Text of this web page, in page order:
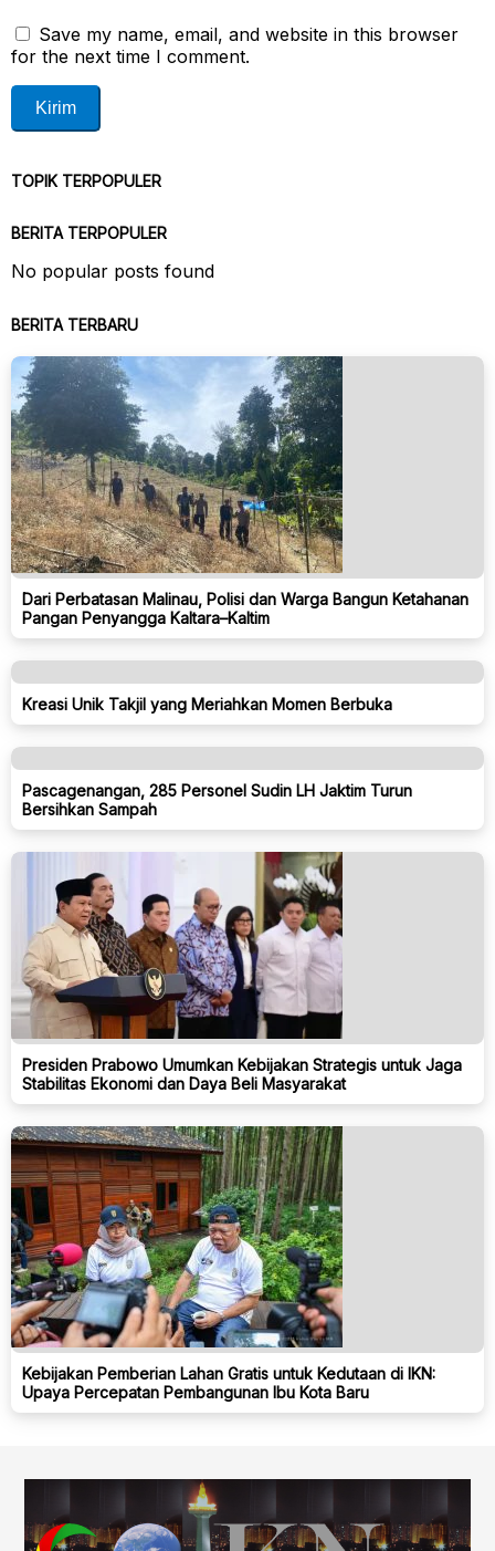
Save my name, email, and website in this browser
for the next time I comment.
TOPIK TERPOPULER
BERITA TERPOPULER
No popular posts found
BERITA TERBARU
Dari Perbatasan Malinau, Polisi dan Warga Bangun Ketahanan
Pangan Penyangga Kaltara–Kaltim
Kreasi Unik Takjil yang Meriahkan Momen Berbuka
Pascagenangan, 285 Personel Sudin LH Jaktim Turun
Bersihkan Sampah
Presiden Prabowo Umumkan Kebijakan Strategis untuk Jaga
Stabilitas Ekonomi dan Daya Beli Masyarakat
Kebijakan Pemberian Lahan Gratis untuk Kedutaan di IKN:
Upaya Percepatan Pembangunan Ibu Kota Baru